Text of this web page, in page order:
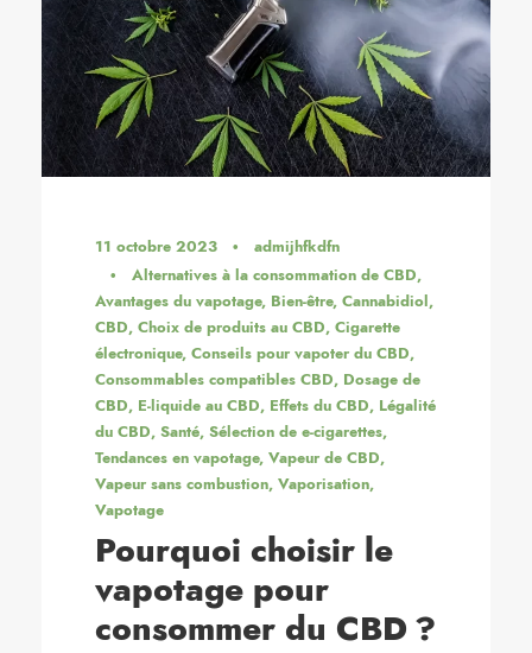
11 octobre 2023 •
admijhfkdfn
•
Alternatives à la consommation de CBD,
Avantages du vapotage, Bien-être, Cannabidiol,
CBD, Choix de produits au CBD, Cigarette
électronique, Conseils pour vapoter du CBD,
Consommables compatibles CBD, Dosage de
CBD, E-liquide au CBD, Effets du CBD, Légalité
du CBD, Santé, Sélection de e-cigarettes,
Tendances en vapotage, Vapeur de CBD,
Vapeur sans combustion, Vaporisation,
Vapotage
Pourquoi choisir le
vapotage pour
consommer du CBD ?